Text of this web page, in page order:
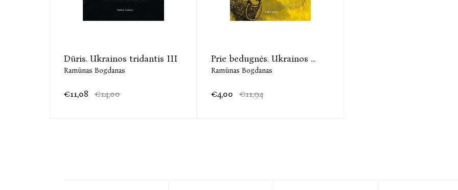
Dūris. Ukrainos tridantis III
Ramūnas Bogdanas
€11,08 €14,00
Prie bedugnės. Ukrainos ...
Ramūnas Bogdanas
€4,00 €11,94